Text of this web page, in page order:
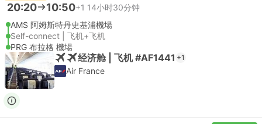
20:20 10:50+1 14小时30分钟
AMS 阿姆斯特丹史基浦機場
Self-connect | 飞机+飞机
PRG 布拉格 機場
经济舱 | 飞机 #AF1441 +1
Air France